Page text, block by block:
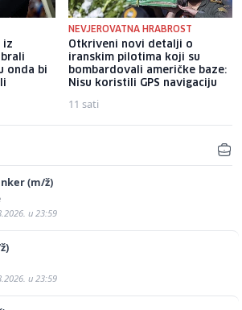
iz
onda bi
NEVJEROVATNA HRABROST
Otkriveni novi detalji o
iranskim pilotima koji su
bombardovali američke baze:
Nisu koristili GPS navigaciju
11 sati
(m/ž)
u 23:59
u 23:59